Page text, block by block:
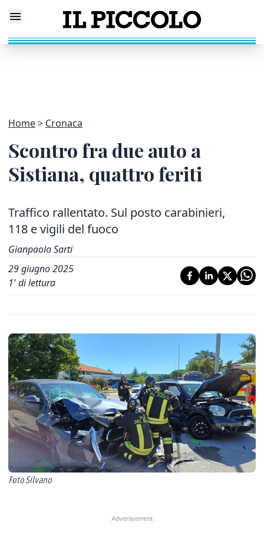
Home Cronaca
Scontro fra due auto a
Sistiana, quattro feriti
Traffico rallentato. Sul posto carabinieri,
118 e vigili del fuoco
Gianpaolo Sarti
29 giugno 2025
1' di lettura
Foto Silvano